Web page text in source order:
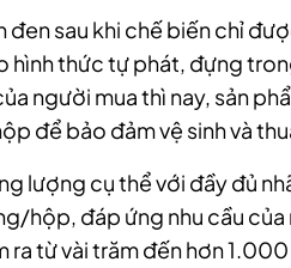
đen sau khi chế biến chỉ
hình thức tự phát, đựng
người mua thì nay, sản
để bảo đảm vệ sinh và
lượng cụ thể với đầy đủ
đáp ứng nhu cầu của
ra từ vài trăm đến hơn